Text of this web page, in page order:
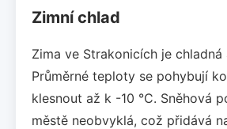
Zimní chlad
Zima ve Strakonicích je
Průměrné teploty se pohybují
klesnout až k -10 °C. Sněhová
městě neobvyklá, což přidává